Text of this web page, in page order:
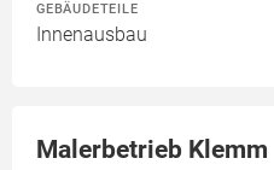
GEBÄUDETEILE
Innenausbau
Malerbetrieb Klemm